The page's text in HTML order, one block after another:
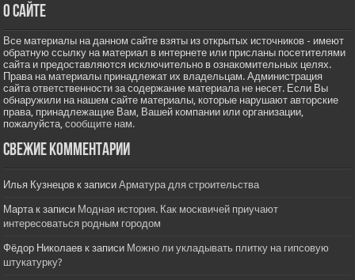
О сайте
Все материалы на данном сайте взяты из открытых источников - имеют
обратную ссылку на материал в интернете или присланы посетителями
сайта и предоставляются исключительно в ознакомительных целях.
Права на материалы принадлежат их владельцам. Администрация
сайта ответственности за содержание материала не несет. Если Вы
обнаружили на нашем сайте материалы, которые нарушают авторские
права, принадлежащие Вам, Вашей компании или организации,
пожалуйста,сообщите нам.
Свежие комментарии
Илья Кузнецов к записиАрматура для строительства
Мартак записи Модная история. Как москвичей приучают
интересоваться родным городом
Фёдор Николаев к записи Можно ли укладывать плитку на гипсовую
штукатурку?